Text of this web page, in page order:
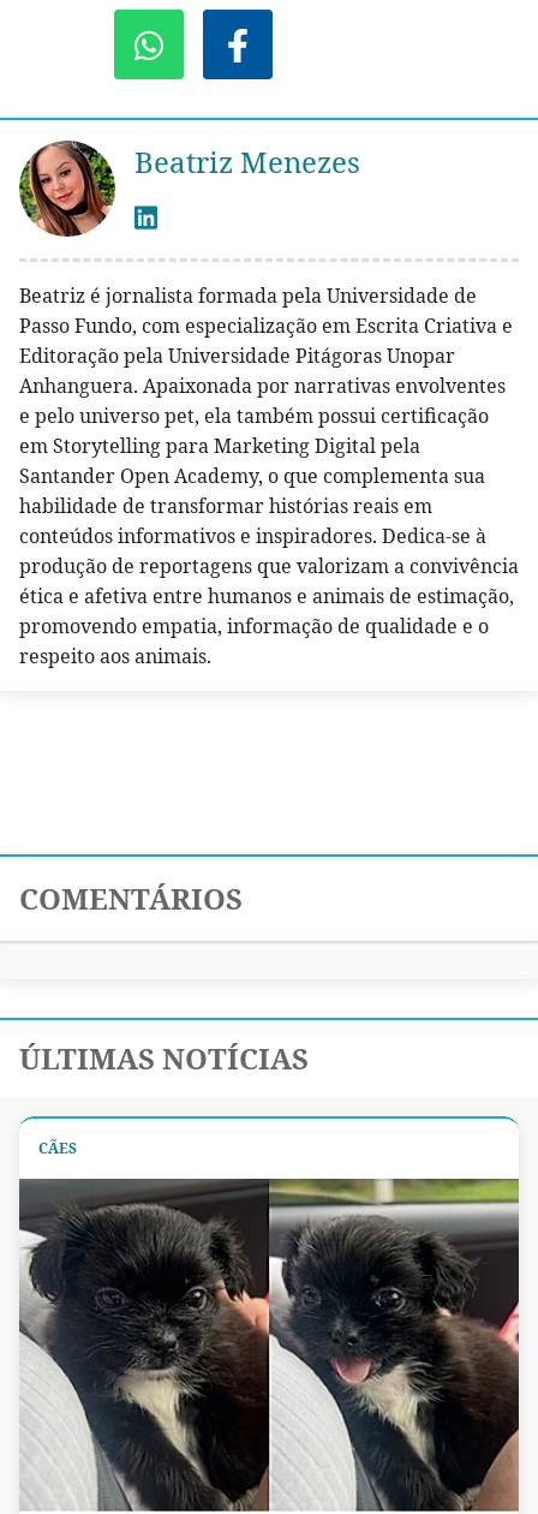
Beatriz Menezes
Beatriz é jornalista formada pela Universidade de
Passo Fundo, com especialização em Escrita Criativa e
Editoração pela Universidade Pitágoras Unopar
Anhanguera. Apaixonada por narrativas envolventes
e pelo universo pet, ela também possui certificação
em Storytelling para Marketing Digital pela
Santander Open Academy, o que complementa sua
habilidade de transformar histórias reais em
conteúdos informativos e inspiradores. Dedica-se à
produção de reportagens que valorizam a convivência
ética e afetiva entre humanos e animais de estimação,
promovendo empatia, informação de qualidade e o
respeito aos animais.
COMENTÁRIOS
ÚLTIMAS NOTÍCIAS
CÃES